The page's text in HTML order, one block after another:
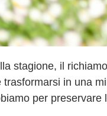
stagione, il
trasformarsi in una
per